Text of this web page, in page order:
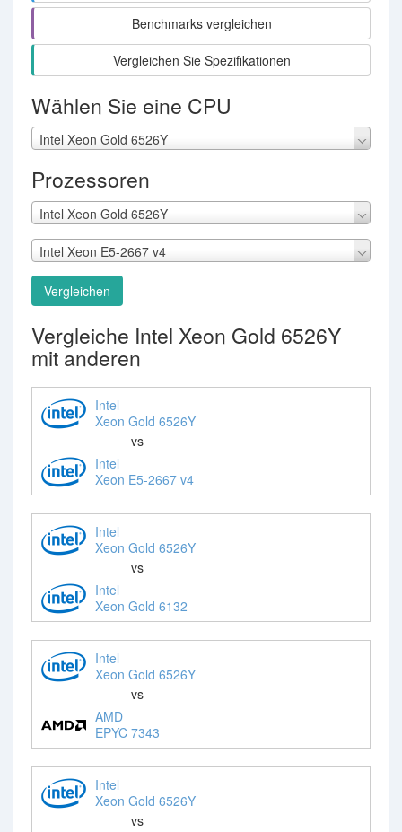
Benchmarks vergleichen
Vergleichen Sie Spezifikationen
Wählen Sie eine CPU
Intel Xeon Gold 6526Y
Prozessoren
Intel Xeon Gold 6526Y
Intel Xeon E5-2667 v4
Vergleichen
Vergleiche Intel Xeon Gold 6526Y
mit anderen
Intel
Xeon Gold 6526Y
vs
Intel
Xeon E5-2667 v4
Intel
Xeon Gold 6526Y
vs
Intel
Xeon Gold 6132
Intel
Xeon Gold 6526Y
vs
AMD
EPYC 7343
Intel
Xeon Gold 6526Y
vs